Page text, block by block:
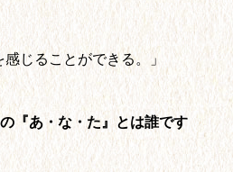
じることができる。」
『あ・な・た』とは誰です